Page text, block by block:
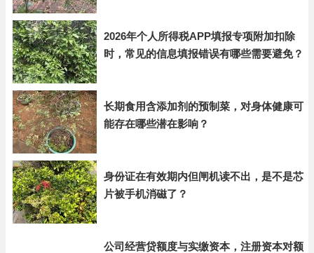
2026年个人所得税APP填报专项附加扣除
时，常见的信息填报错误有哪些需要避免？
长期食用含添加剂的预制菜，对身体健康可
能存在哪些潜在影响？
身份证在有效期内但闸机读不出，是不是芯
片被手机消磁了？
公司经营贷额度与实缴资本，注册资本对额